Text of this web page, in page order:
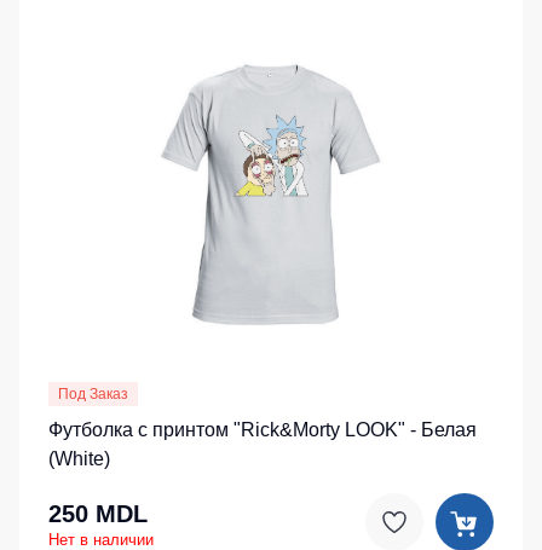
Под Заказ
Футболка с принтом "Rick&Morty LOOK" - Белая
(White)
250 MDL
Нет в наличии